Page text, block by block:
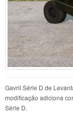
Gavril Série D de
modificação adiciona
Série D.